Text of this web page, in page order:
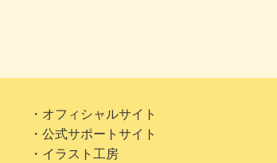
・オフィシャルサイト
・公式サポートサイト
・イラスト工房